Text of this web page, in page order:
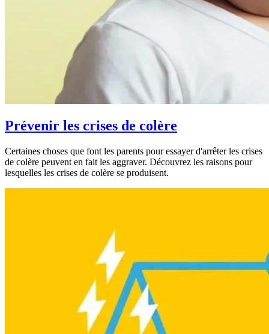
Prévenir les crises de colère
Certaines choses que font les parents pour essayer d'arrêter les crises
de colère peuvent en fait les aggraver. Découvrez les raisons pour
lesquelles les crises de colère se produisent.